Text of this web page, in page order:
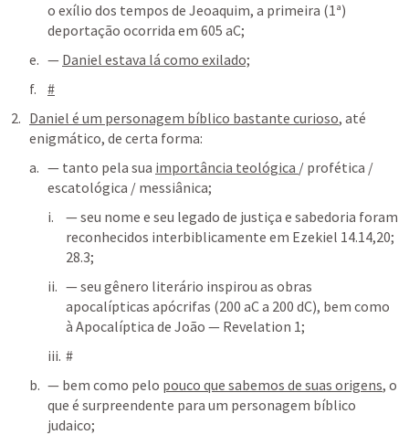
o exílio dos tempos de Jeoaquim, a primeira (1ª)
deportação ocorrida em 605 aC;
— Daniel estava lá como exilado;
#
Daniel é um personagem bíblico bastante curioso, até
enigmático, de certa forma:
— tanto pela sua importância teológica / profética /
escatológica / messiânica;
— seu nome e seu legado de justiça e sabedoria foram
reconhecidos interbiblicamente em Ezekiel 14.14,20
28.3;
— seu gênero literário inspirou as obras
apocalípticas apócrifas (200 aC a 200 dC), bem como
à Apocalíptica de João — Revelation 1;
#
— bem como pelo pouco que sabemos de suas origens, o
que é surpreendente para um personagem bíblico
judaico;